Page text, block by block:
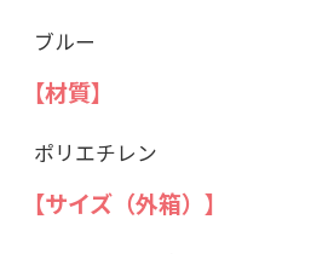
ブルー
【材質】
ポリエチレン
【サイズ（外箱）】